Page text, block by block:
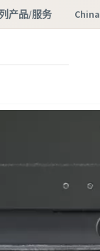
列产品/服务 China